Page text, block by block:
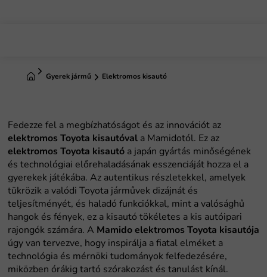
Kezdőlap
Gyerek jármű Elektromos kisautó
Fedezze fel a megbízhatóságot és az innovációt az
elektromos Toyota kisautóval a Mamidotól. Ez az
elektromos Toyota kisautó a japán gyártás minőségének
és technológiai előrehaladásának esszenciáját hozza el a
gyerekek játékába. Az autentikus részletekkel, amelyek
tükrözik a valódi Toyota járművek dizájnát és
teljesítményét, és haladó funkciókkal, mint a valósághű
hangok és fények, ez a kisautó tökéletes a kis autóipari
rajongók számára. A Mamido elektromos Toyota kisautója
úgy van tervezve, hogy inspirálja a fiatal elméket a
technológia és mérnöki tudományok felfedezésére,
miközben órákig tartó szórakozást és tanulást kínál.